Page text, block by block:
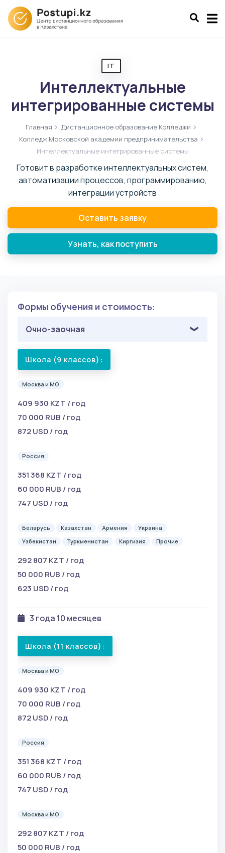
IT
Интеллектуальные
интегрированные системы
Главная
Дистанционное образование Колледжи
Колледж Московской академии предпринимательства
Интеллектуальные интегрированные системы
Готовит в разработке интеллектуальных систем,
автоматизации процессов, программированию,
интеграции устройств
Оставить заявку
Узнать, как поступить
Формы обучения и стоимость:
Очно-заочная
Школа (9 классов):
Москва и МО
409 930 KZT / год
70 000 RUB / год
872 USD / год
Россия
351 368 KZT / год
60 000 RUB / год
747 USD / год
Беларусь Казахстан Армения
Украина
Узбекистан
Туркменистан Киргизия Прочие
292 807 KZT / год
50 000 RUB / год
623 USD / год
3 года 10 месяцев
Школа (11 классов):
Москва и МО
409 930 KZT / год
70 000 RUB / год
872 USD / год
Россия
351 368 KZT / год
60 000 RUB / год
747 USD / год
Москва и МО
292 807 KZT / год
50 000 RUB / год